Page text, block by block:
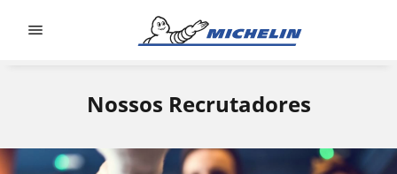
Nossos Recrutadores